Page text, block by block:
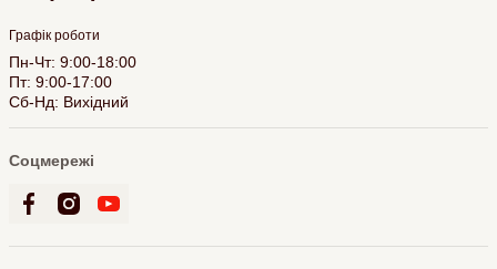
Графік роботи
Пн-Чт: 9:00-18:00
Пт: 9:00-17:00
Сб-Нд: Вихідний
Соцмережі